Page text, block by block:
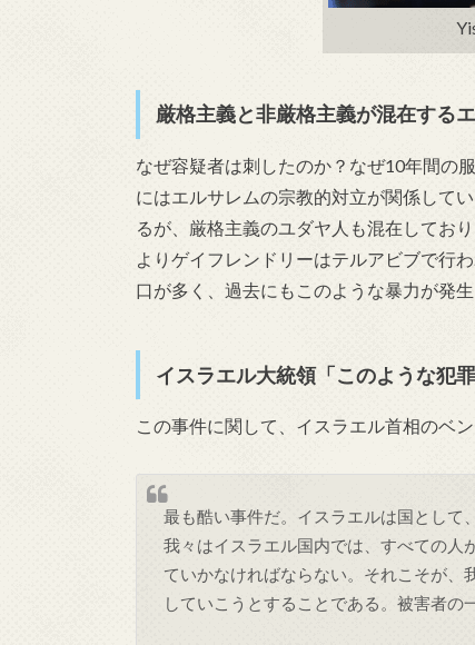
厳格主義と非厳格主義が混在する
なぜ容疑者は刺したのか？なぜ10年間の
にはエルサレムの宗教的対立が関係して
るが、厳格主義のユダヤ人も混在してお
よりゲイフレンドリーはテルアビブで行
口が多く、過去にもこのような暴力が発生
イスラエル大統領「このような犯
この事件に関して、イスラエル首相のベ
最も酷い事件だ。イスラエルは国として
我々はイスラエル国内では、すべての人
ていかなければならない。それこそが、
していこうとすることである。被害者の